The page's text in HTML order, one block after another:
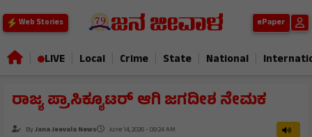
Web Stories ePaper
LIVE Local Crime State National
ರಾಜ್ಯ ಪ್ರಾಸಿಕ್ಯೂಟರ್ ಆಗಿ ಜಗದೀಶ ನೇಮಕ
ByJana Jeevala News June 14, 2026 - 09:24 AM